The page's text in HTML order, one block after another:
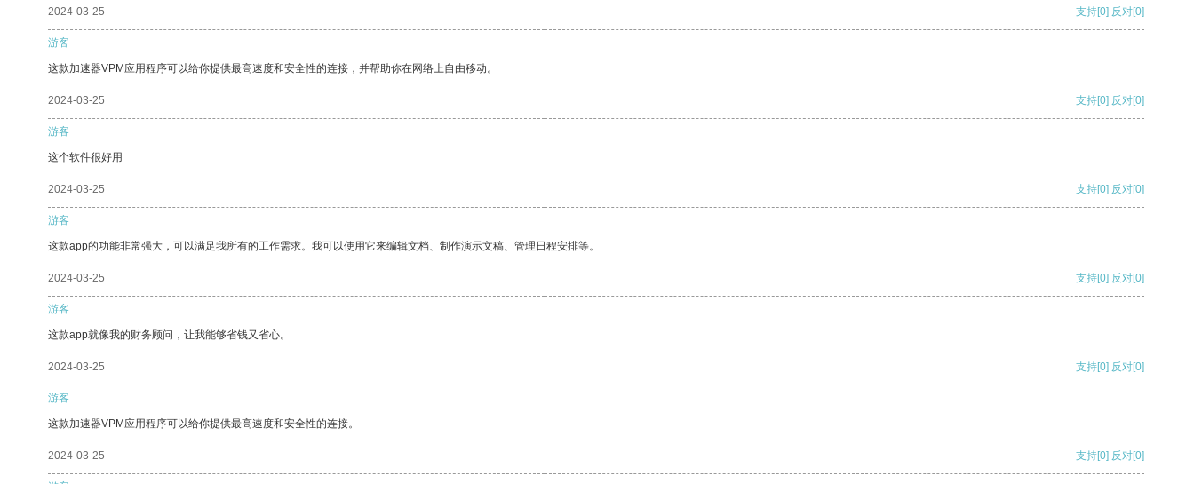
2024-03-25 支持[0] 反对[0]
游客
这款加速器VPM应用程序可以给你提供最高速度和安全性的连接，并帮助你在网络上自由移动。
2024-03-25 支持[0] 反对[0]
游客
这个软件很好用
2024-03-25 支持[0] 反对[0]
游客
这款app的功能非常强大，可以满足我所有的工作需求。我可以使用它来编辑文档、制作演示文稿、管理日程安排等。
2024-03-25 支持[0] 反对[0]
游客
这款app就像我的财务顾问，让我能够省钱又省心。
2024-03-25 支持[0] 反对[0]
游客
这款加速器VPM应用程序可以给你提供最高速度和安全性的连接。
2024-03-25 支持[0] 反对[0]